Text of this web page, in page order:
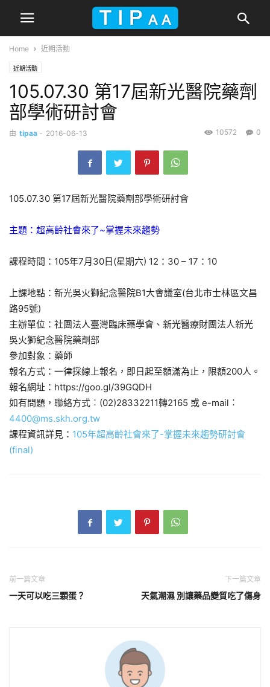
Home 近期活動
近期活動
105.07.30 第17屆新光醫院藥劑
部學術研討會
由 tipaa - 2016-06-13 0
10572
105.07.30 第17屆新光醫院藥劑部學術研討會
主題：超高齡社會來了~掌握未來趨勢
課程時間：105年7月30日(星期六) 12：30 – 17：10
上課地點：新光吳火獅紀念醫院B1大會議室(台北市士林區文昌
路95號)
主辦單位：社團法人臺灣臨床藥學會、新光醫療財團法人新光
吳火獅紀念醫院藥劑部
參加對象：藥師
報名方式：一律採線上報名，即日起至額滿為止，限額200人。
報名網址：https://goo.gl/39GQDH
如有問題，聯絡方式︰(02)28332211轉2165 或 e-mail︰
4400@ms.skh.org.tw
課程資訊詳見： 105年超高齡社會來了-掌握未來趨勢研討會
(final)
前一篇文章
一天可以吃三顆蛋？
下一篇文章
天氣潮濕 別讓藥品變質吃了傷身